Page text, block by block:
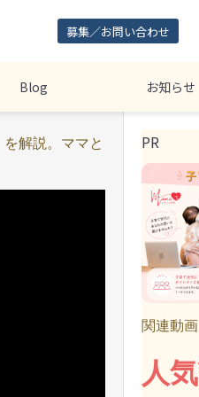
募集／お問い合わせ
Blog お知らせ
解説。ママと
PR
関連動画
人